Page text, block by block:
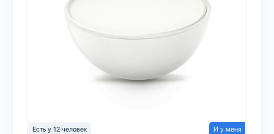
Есть у 12 человек И у меня